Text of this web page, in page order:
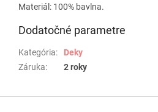
Materiál: 100% bavlna.
Dodatočné parametre
Kategória:
Deky
Záruka: 2 roky